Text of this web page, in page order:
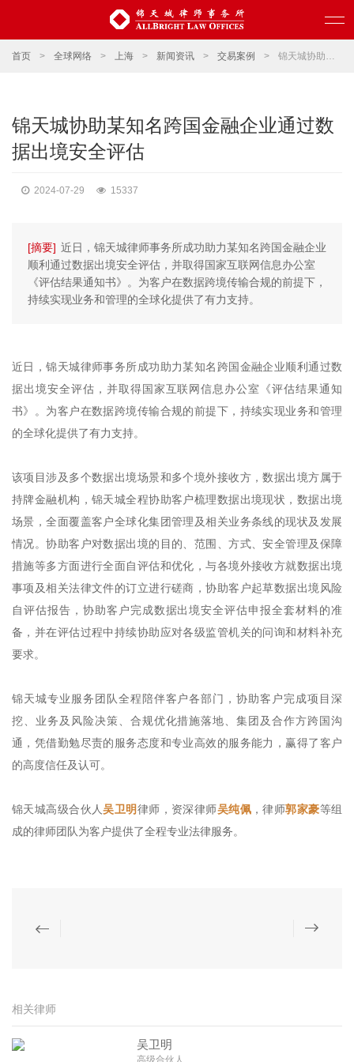
首页 > 全球网络 > 上海 > 新闻资讯 > 交易案例 > 锦天城协助某知名跨国金融企业通过数据出境安全评估
锦天城协助某知名跨国金融企业通过数
据出境安全评估
2024-07-29 15337
[摘要] 近日，锦天城律师事务所成功助力某知名跨国金融企业
顺利通过数据出境安全评估，并取得国家互联网信息办公室
《评估结果通知书》。为客户在数据跨境传输合规的前提下，
持续实现业务和管理的全球化提供了有力支持。
近日，锦天城律师事务所成功助力某知名跨国金融企业顺利通过数
据出境安全评估，并取得国家互联网信息办公室《评估结果通知
书》。为客户在数据跨境传输合规的前提下，持续实现业务和管理
的全球化提供了有力支持。
该项目涉及多个数据出境场景和多个境外接收方，数据出境方属于
持牌金融机构，锦天城全程协助客户梳理数据出境现状，数据出境
场景，全面覆盖客户全球化集团管理及相关业务条线的现状及发展
情况。协助客户对数据出境的目的、范围、方式、安全管理及保障
措施等多方面进行全面自评估和优化，与各境外接收方就数据出境
事项及相关法律文件的订立进行磋商，协助客户起草数据出境风险
自评估报告，协助客户完成数据出境安全评估申报全套材料的准
备，并在评估过程中持续协助应对各级监管机关的问询和材料补充
要求。
锦天城专业服务团队全程陪伴客户各部门，协助客户完成项目深
挖、业务及风险决策、合规优化措施落地、集团及合作方跨国沟
通，凭借勤勉尽责的服务态度和专业高效的服务能力，赢得了客户
的高度信任及认可。
锦天城高级合伙人吴卫明律师，资深律师吴纯佩 ，律师郭家豪等组
成的律师团队为客户提供了全程专业法律服务。
相关律师
吴卫明
高级合伙人